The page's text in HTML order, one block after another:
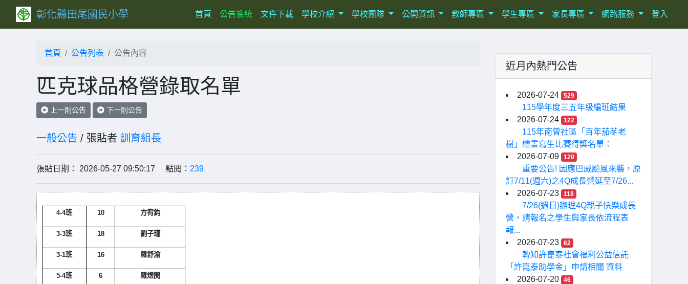
彰化縣田尾國民小學 首頁 (current)
公告系統 文件下載 學校介紹 學校團隊 公開資訊 教師專區 學生專區 家長專區 網路服務 登入
首頁 公告列表 公告內容
匹克球品格營錄取名單
上一則公告 下一則公告
一般公告 / 張貼者 訓育組長
張貼日期： 2026-05-27 09:50:17 點閱： 239
4-4班 10 方宥鈞
3-3班 18 劉子瑾
3-1班 16 羅舒渝
5-4班 6 羅煜閔
近月內熱門公告
2026-07-24 529
115學年度三五年級編班結果
2026-07-24
122
115年南曾社區「百年茄苳老
樹」繪畫寫生比賽得獎名單：
2026-07-09
120
重要公告! 因應巴威颱風來襲，原
訂7/11(週六)之4Q成長營延至7/26...
2026-07-23
118
7/26(週日)辦理4Q親子快樂成長
營，請報名之學生與家長依流程表
報...
2026-07-23
62
轉知許崑泰社會福利公益信託
「許崑泰助學金」申請相關 資料
2026-07-20
46